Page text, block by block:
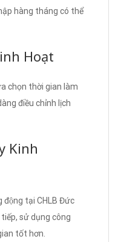
hàng tháng có thể
Hoạt
chọn thời gian làm
điều chỉnh lịch
Kinh
động tại CHLB Đức
sử dụng công
tốt hơn.